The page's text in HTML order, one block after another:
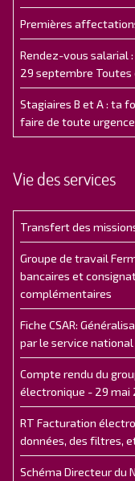
Premières
Rendez-vous salarial
29 septembre
Stagiaires B et A : ta
faire de toute
Vie des services
Transfert des
Groupe de travail
bancaires et
complémentaires
Fiche CSAR:
par le service national
Compte rendu du
électronique - 29 mai
RT Facturation
données, des filtres,
Schéma Directeur du